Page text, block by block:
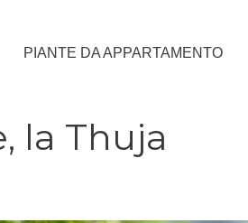
PIANTE DA APPARTAMENTO
la Thuja